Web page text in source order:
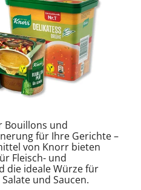
Bouillons und
für Ihre Gerichte –
von Knorr bieten
Fleisch- und
die ideale Würze für
und Saucen.